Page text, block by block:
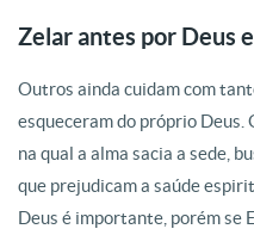
Zelar antes por Deus
Outros ainda cuidam com
esqueceram do próprio Deus.
na qual a alma sacia a sede,
que prejudicam a saúde
Deus é importante, porém se